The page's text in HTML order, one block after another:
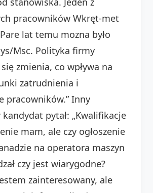
pracowników Wkręt-met
lat temu mozna było
Msc. Polityka firmy
zmienia, co wpływa na
zatrudnienia i
pracowników.” Inny
pytał: „Kwalifikacje
mam, ale czy ogłoszenie
na operatora maszyn
czy jest wiarygodne?
zainteresowany, ale